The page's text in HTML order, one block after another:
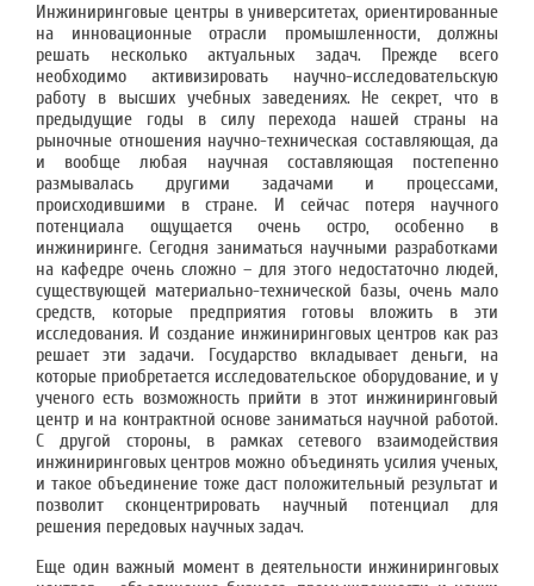
Инжиниринговые центры в университетах, ориентированные
на инновационные отрасли промышленности, должны
решать несколько актуальных задач. Прежде всего
необходимо активизировать научно-исследовательскую
работу в высших учебных заведениях. Не секрет, что в
предыдущие годы в силу перехода нашей страны на
рыночные отношения научно-техническая составляющая, да
и вообще любая научная составляющая постепенно
размывалась другими задачами и процессами,
происходившими в стране. И сейчас потеря научного
потенциала ощущается очень остро, особенно в
инжиниринге. Сегодня заниматься научными разработками
на кафедре очень сложно – для этого недостаточно людей,
существующей материально-технической базы, очень мало
средств, которые предприятия готовы вложить в эти
исследования. И создание инжиниринговых центров как раз
решает эти задачи. Государство вкладывает деньги, на
которые приобретается исследовательское оборудование, и у
ученого есть возможность прийти в этот инжиниринговый
центр и на контрактной основе заниматься научной работой.
С другой стороны, в рамках сетевого взаимодействия
инжиниринговых центров можно объединять усилия ученых,
и такое объединение тоже даст положительный результат и
позволит сконцентрировать научный потенциал для
решения передовых научных задач.
Еще один важный момент в деятельности инжиниринговых